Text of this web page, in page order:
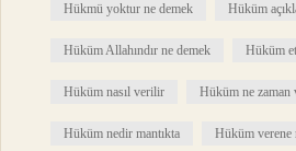
Hükmü yoktur ne demek Hüküm
Hüküm Allahındır ne demek Hüküm
Hüküm nasıl verilir Hüküm ne zaman
Hüküm nedir mantıkta Hüküm verene